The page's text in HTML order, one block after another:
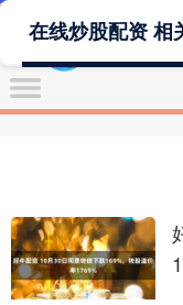
在线炒股配资 相